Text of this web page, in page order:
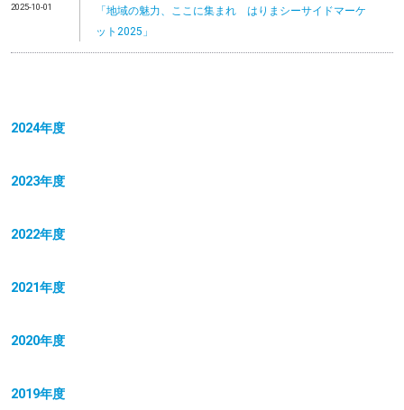
2025-10-01
「地域の魅力、ここに集まれ はりまシーサイドマーケ
ット2025」
2024年度
2023年度
2022年度
2021年度
2020年度
2019年度